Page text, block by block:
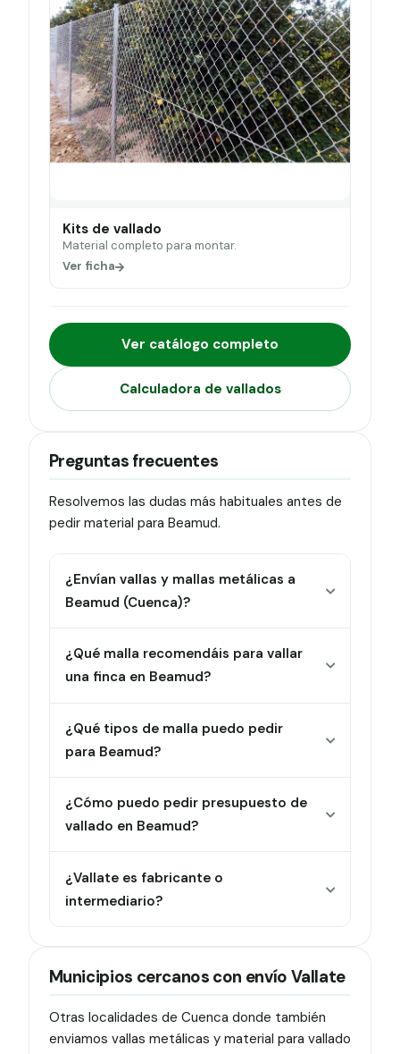
Kits de vallado
Material completo para montar.
Ver ficha
Ver catálogo completo
Calculadora de vallados
Preguntas frecuentes
Resolvemos las dudas más habituales antes de
pedir material para Beamud.
¿Envían vallas y mallas metálicas a
Beamud (Cuenca)?
¿Qué malla recomendáis para vallar
una finca en Beamud?
¿Qué tipos de malla puedo pedir
para Beamud?
¿Cómo puedo pedir presupuesto de
vallado en Beamud?
¿Vallate es fabricante o
intermediario?
Municipios cercanos con envío Vallate
Otras localidades de Cuenca donde también
enviamos vallas metálicas y material para vallado